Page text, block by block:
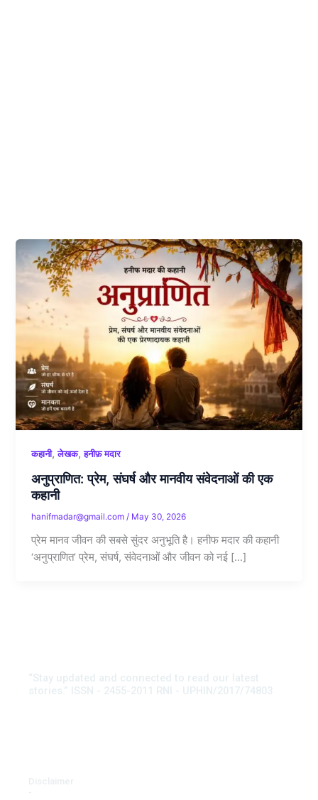
कहानी,लेखक,हनीफ़ मदार
अनुप्राणित: प्रेम, संघर्ष और मानवीय संवेदनाओं की एक
कहानी
hanifmadar@gmail.com/ May 30, 2026
प्रेम मानव जीवन की सबसे सुंदर अनुभूति है। हनीफ मदार की कहानी
‘अनुप्राणित’ प्रेम, संघर्ष, संवेदनाओं और जीवन को नई […]
“Stay updated and connected to read our latest
stories.” ISSN - 2455-2011 RNI - UPHIN/2017/74803